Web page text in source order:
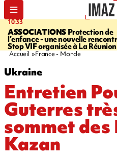
10:33
ASSOCIATIONSProtection de
l’enfance - une nouvelle
Stop VIF organisée à La Réunion
Accueil France - Monde
Ukraine
Entretien
Guterres
sommet des
Kazan